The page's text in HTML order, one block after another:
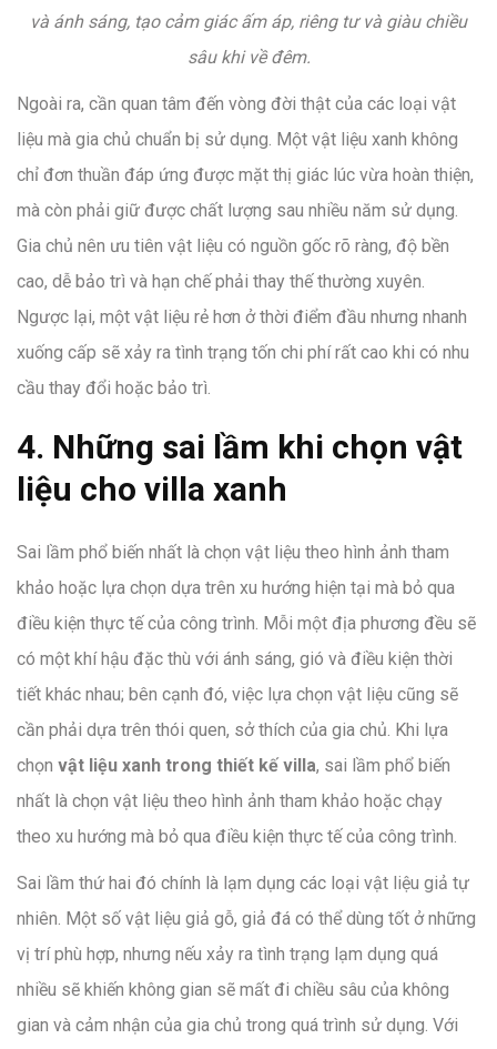
và ánh sáng, tạo cảm giác ấm áp, riêng tư và giàu chiều
sâu khi về đêm.
Ngoài ra, cần quan tâm đến vòng đời thật của các loại vật
liệu mà gia chủ chuẩn bị sử dụng. Một vật liệu xanh không
chỉ đơn thuần đáp ứng được mặt thị giác lúc vừa hoàn thiện,
mà còn phải giữ được chất lượng sau nhiều năm sử dụng.
Gia chủ nên ưu tiên vật liệu có nguồn gốc rõ ràng, độ bền
cao, dễ bảo trì và hạn chế phải thay thế thường xuyên.
Ngược lại, một vật liệu rẻ hơn ở thời điểm đầu nhưng nhanh
xuống cấp sẽ xảy ra tình trạng tốn chi phí rất cao khi có nhu
cầu thay đổi hoặc bảo trì.
4. Những sai lầm khi chọn vật
liệu cho villa xanh
Sai lầm phổ biến nhất là chọn vật liệu theo hình ảnh tham
khảo hoặc lựa chọn dựa trên xu hướng hiện tại mà bỏ qua
điều kiện thực tế của công trình. Mỗi một địa phương đều sẽ
có một khí hậu đặc thù với ánh sáng, gió và điều kiện thời
tiết khác nhau; bên cạnh đó, việc lựa chọn vật liệu cũng sẽ
cần phải dựa trên thói quen, sở thích của gia chủ. Khi lựa
chọn vật liệu xanh trong thiết kế villa, sai lầm phổ biến
nhất là chọn vật liệu theo hình ảnh tham khảo hoặc chạy
theo xu hướng mà bỏ qua điều kiện thực tế của công trình.
Sai lầm thứ hai đó chính là lạm dụng các loại vật liệu giả tự
nhiên. Một số vật liệu giả gỗ, giả đá có thể dùng tốt ở những
vị trí phù hợp, nhưng nếu xảy ra tình trạng lạm dụng quá
nhiều sẽ khiến không gian sẽ mất đi chiều sâu của không
gian và cảm nhận của gia chủ trong quá trình sử dụng. Với